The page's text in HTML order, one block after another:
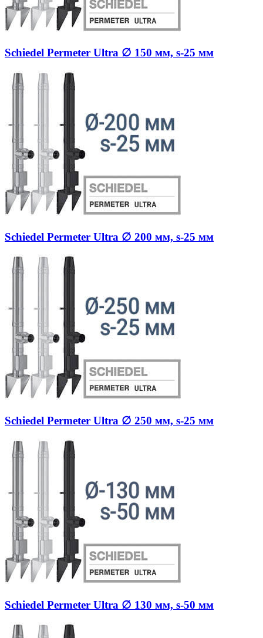
Schiedel Permeter Ultra ∅ 150 мм, s-25 мм
Schiedel Permeter Ultra ∅ 200 мм, s-25 мм
Schiedel Permeter Ultra ∅ 250 мм, s-25 мм
Schiedel Permeter Ultra ∅ 130 мм, s-50 мм